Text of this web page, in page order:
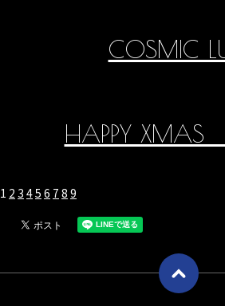
COSMIC
HAPPY
1 2 3 45 6 7 8 9